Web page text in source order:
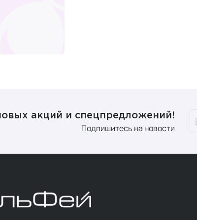
акций и спецпредложений!
Подпишитесь на новости